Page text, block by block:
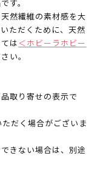
す。
然繊維の素材感を大
ただくために、天然
は＜ホビーラホビー
い。
取り寄せの表示で
だく場合がございま
きない場合は、別途